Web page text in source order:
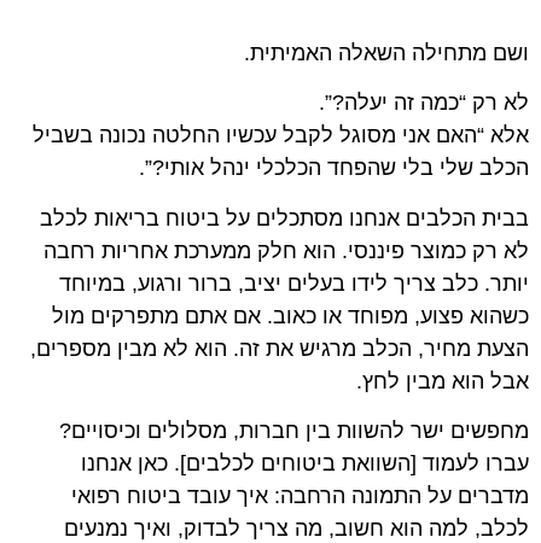
ושם מתחילה השאלה האמיתית.
לא רק “כמה זה יעלה?”.
אלא “האם אני מסוגל לקבל עכשיו החלטה נכונה בשביל
הכלב שלי בלי שהפחד הכלכלי ינהל אותי?”.
בבית הכלבים אנחנו מסתכלים על ביטוח בריאות לכלב
לא רק כמוצר פיננסי. הוא חלק ממערכת אחריות רחבה
יותר. כלב צריך לידו בעלים יציב, ברור ורגוע, במיוחד
כשהוא פצוע, מפוחד או כאוב. אם אתם מתפרקים מול
הצעת מחיר, הכלב מרגיש את זה. הוא לא מבין מספרים,
אבל הוא מבין לחץ.
מחפשים ישר להשוות בין חברות, מסלולים וכיסויים?
עברו לעמוד [השוואת ביטוחים לכלבים]. כאן אנחנו
מדברים על התמונה הרחבה: איך עובד ביטוח רפואי
לכלב, למה הוא חשוב, מה צריך לבדוק, ואיך נמנעים